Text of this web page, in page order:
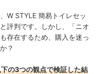
W STYLE 簡易トイレセッ
と評判です。しかし、「ニオ
存在するため、購入を迷っ
？
の3つの観点で検証した結